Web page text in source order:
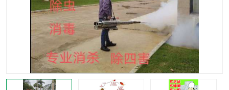
昆明驱蛇公司 昆明除虫除蚁